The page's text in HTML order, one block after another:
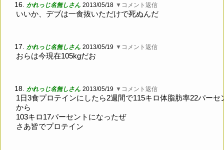
16. かれっじ名無しさん 2013/05/18 ▼コメント返信
いいか、デブは一食抜いただけで死ぬんだ
17. かれっじ名無しさん 2013/05/19 ▼コメント返信
おらは今現在105kgだお
18. かれっじ名無しさん 2013/05/19 ▼コメント返信
1日3食プロテインにしたら2週間で115キロ体脂肪率22パーセ
から
103キロ17パーセントになったぜ
さあ皆でプロテイン